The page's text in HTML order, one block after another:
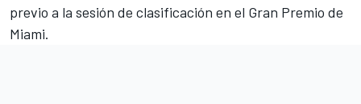
previo a la sesión de clasificación en el Gran Premio de
Miami.